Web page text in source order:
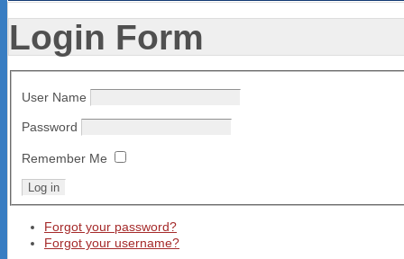
Login Form
User Name
Password
Remember Me
Forgot your password?
Forgot your username?